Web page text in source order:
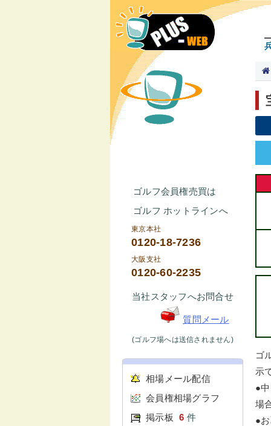
ゴルフ会員権売買は
ゴルフ ホットラインへ
東京本社
0120-18-7236
大阪支社
0120-60-2235
当社スタッフへお問合せ
質問メール
(ゴルフ場へは送信されません)
相場メール配信
会員権相場グラフ
掲示板
6 件
ゴ
示
●
場
●